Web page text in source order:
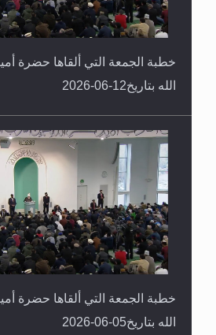
خطبة الجمعة التي ألقاها حضرة
الله بتاريخ12-06-2026
خطبة الجمعة التي ألقاها حضرة
الله بتاريخ05-06-2026